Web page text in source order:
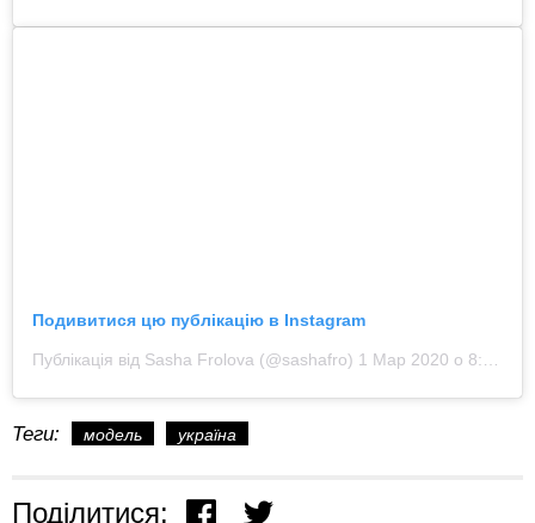
Подивитися цю публікацію в Instagram
Публікація від Sasha Frolova (@sashafro) 1 Мар 2020 о 8:44 PST
Теги: модель україна
Поділитися: